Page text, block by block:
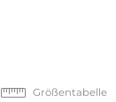
Größentabelle